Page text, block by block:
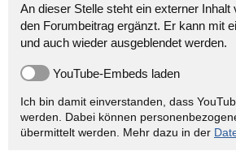
An dieser Stelle steht ein externer Inhalt
den Forumbeitrag ergänzt. Er kann mit
und auch wieder ausgeblendet werden.
YouTube-Embeds laden
Ich bin damit einverstanden, dass
werden. Dabei können
übermittelt werden. Mehr dazu in der